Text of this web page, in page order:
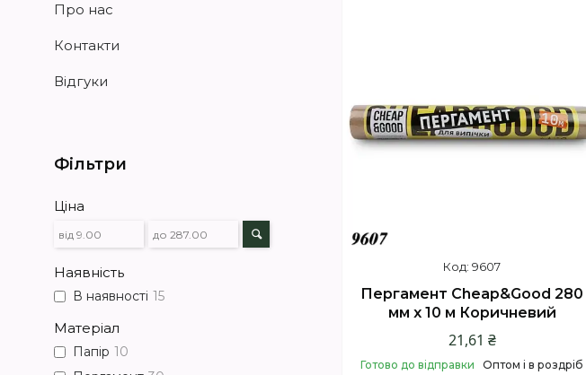
9607
Пергамент Cheap&Good 280
мм х 10 м Коричневий
21,61 ₴
Готово до відправки Оптом і в роздріб
Про нас
Контакти
Відгуки
Фільтри
Ціна
Наявність
В наявності 15
Матеріал
Папір 10